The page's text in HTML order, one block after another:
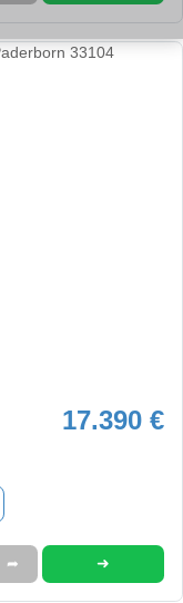
17.390 €
➦ ➜